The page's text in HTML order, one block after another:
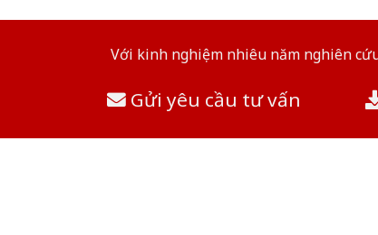
Với kinh nghiệm nhiêu năm nghiên
Gửi yêu cầu tư vấn